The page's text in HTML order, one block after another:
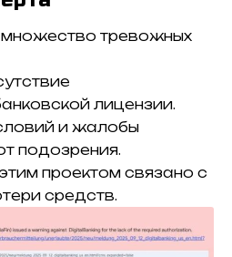
тревожных
лицензии.
и жалобы
подозрения.
проектом связано с
средств.